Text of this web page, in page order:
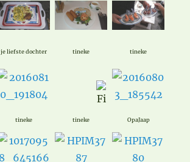
je liefste dochter tineke tineke
tineke tineke OpaJaap